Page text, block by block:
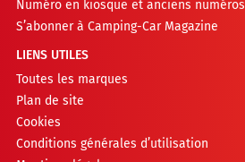
Numéro en kiosque et anciens numéros
S’abonner à Camping-Car Magazine
LIENS UTILES
Toutes les marques
Plan de site
Cookies
Conditions générales d’utilisation